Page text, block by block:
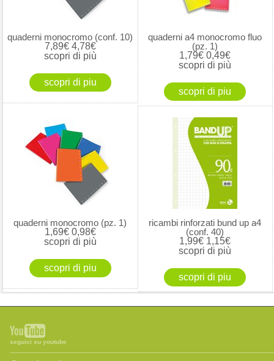
quaderni monocromo (conf. 10)
7,89€4,78€
scopri di più
quaderni a4 monocromo fluo
(pz. 1)
1,79€ 0,49€
scopri di più
quaderni monocromo (pz. 1)
1,69€0,98€
scopri di più
ricambi rinforzati bund up a4
(conf. 40)
1,99€ 1,15€
scopri di più
seguici su youtube